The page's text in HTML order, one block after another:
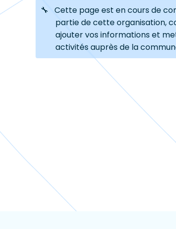
🔧 Cette page est en cours de
partie de cette organisation,
ajouter vos informations et
activités auprès de la